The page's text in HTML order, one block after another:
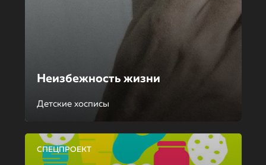
Неизбежность жизни
Детские хосписы
СПЕЦПРОЕКТ